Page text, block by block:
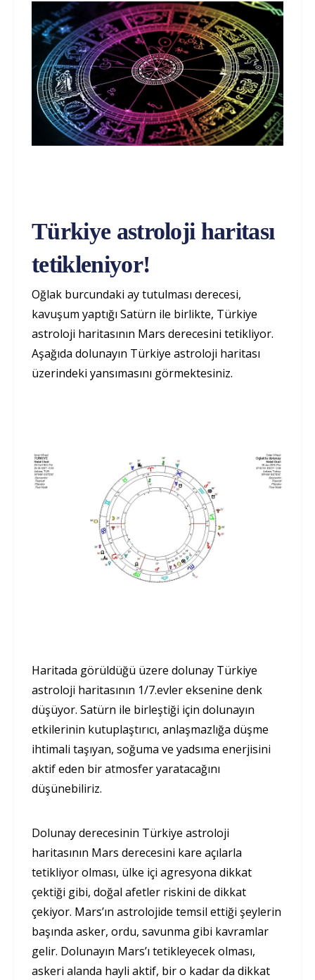
Türkiye astroloji haritası
tetikleniyor!
Oğlak burcundaki ay tutulması derecesi,
kavuşum yaptığı Satürn ile birlikte, Türkiye
astroloji haritasının Mars derecesini tetikliyor.
Aşağıda dolunayın Türkiye astroloji haritası
üzerindeki yansımasını görmektesiniz.
Haritada görüldüğü üzere dolunay Türkiye
astroloji haritasının 1/7.evler eksenine denk
düşüyor. Satürn ile birleştiği için dolunayın
etkilerinin kutuplaştırıcı, anlaşmazlığa düşme
ihtimali taşıyan, soğuma ve yadsıma enerjisini
aktif eden bir atmosfer yaratacağını
düşünebiliriz.
Dolunay derecesinin Türkiye astroloji
haritasının Mars derecesini kare açılarla
tetikliyor olması, ülke içi agresyona dikkat
çektiği gibi, doğal afetler riskini de dikkat
çekiyor. Mars’ın astrolojide temsil ettiği şeylerin
başında asker, ordu, savunma gibi kavramlar
gelir. Dolunayın Mars’ı tetikleyecek olması,
askeri alanda hayli aktif, bir o kadar da dikkat